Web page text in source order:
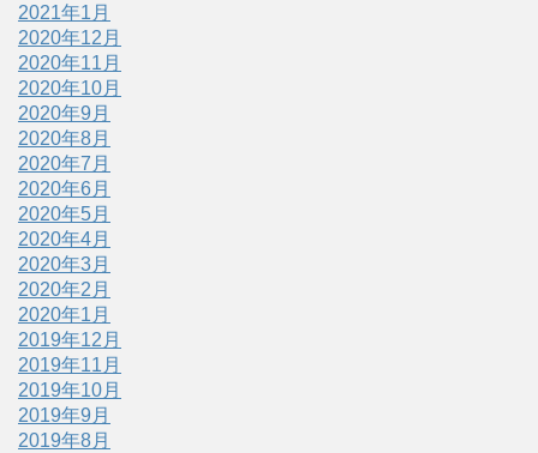
2021年1月
2020年12月
2020年11月
2020年10月
2020年9月
2020年8月
2020年7月
2020年6月
2020年5月
2020年4月
2020年3月
2020年2月
2020年1月
2019年12月
2019年11月
2019年10月
2019年9月
2019年8月